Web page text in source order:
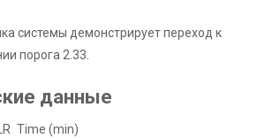
системы демонстрирует переход к
порога 2.33.
данные
LR Time (min)